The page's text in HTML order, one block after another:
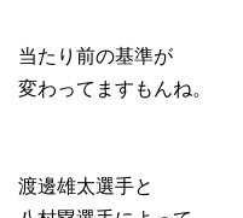
当たり前の基準が
変わってますもんね。
渡邊雄太選手と